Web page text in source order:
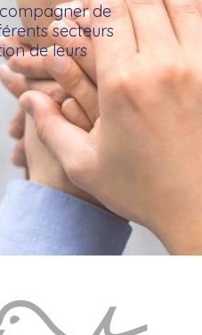
de
secteurs
de leurs